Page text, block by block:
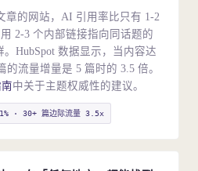
章的网站，AI 引用率比只有 1-2
2-3 个内部链接指向同话题的
HubSpot 数据显示，当内容达
的流量增量是 5 篇时的 3.5 倍。
中关于主题权威性的建议。
· 30+ 篇边际流量 3.5x